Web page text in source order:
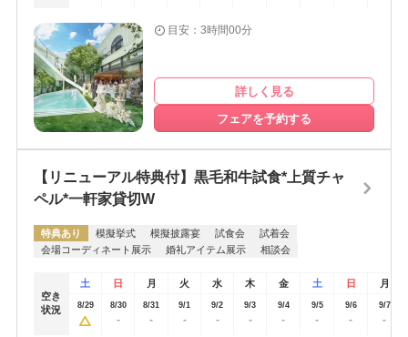
目安：3時間00分
詳しく見る
フェアを予約する
【リニューアル特典付】黒毛和牛試食*上質チャ
ペル*一軒家貸切W
特典あり 模擬挙式 模擬披露宴 試食会
試着会
会場コーディネート展示
婚礼アイテム展示 相談会
空き
状況
土 日 月 火 水 木 金 土 日 月
8/29 8/30
-
8/31
-
9/1
-
9/2
-
9/3
-
9/4
-
9/5
-
9/6
-
9/7
-